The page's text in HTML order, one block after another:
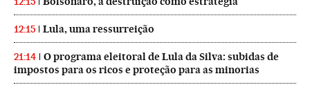
12:15 Lula, uma ressurreição
21:14
O programa eleitoral de Lula da Silva: subidas de
impostos para os ricos e proteção para as minorias